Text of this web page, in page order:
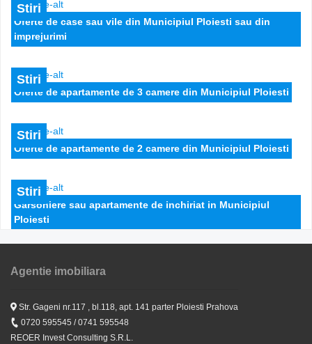
Casa P+1 , 60 mp pentru sediu firma - 500 e/l
INCHIRIATA pana in Aprilie 2016. Ploiesti z. Irish Town, de
inch. casa mob. si util modern
Stiri
Oferte de case sau vile din Municipiul Ploiesti sau din
imprejurimi
Stiri
Oferte de apartamente de 3 camere din Municipiul Ploiesti
Stiri
Oferte de apartamente de 2 camere din Municipiul Ploiesti
Stiri
Garsoniere sau apartamente de inchiriat in Municipiul
Ploiesti
Agentie imobiliara
Str. Gageni nr.117 , bl.118, apt. 141 parter Ploiesti Prahova
0720 595545 / 0741 595548
REOER Invest Consulting S.R.L.